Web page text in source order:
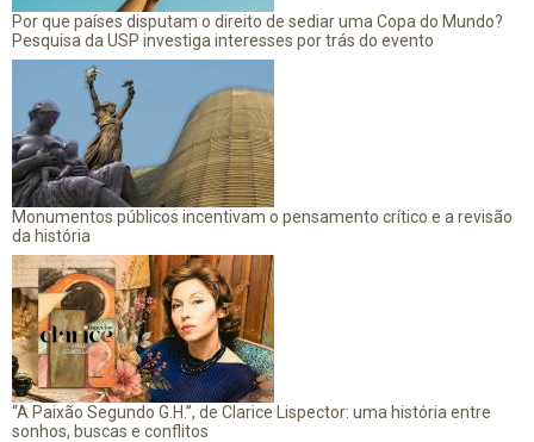
Por que países disputam o direito de sediar uma Copa do Mundo?
Pesquisa da USP investiga interesses por trás do evento
Monumentos públicos incentivam o pensamento crítico e a revisão
da história
“A Paixão Segundo G.H.”, de Clarice Lispector: uma história entre
sonhos, buscas e conflitos